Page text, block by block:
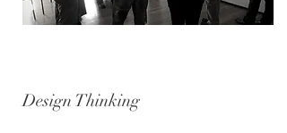
Design Thinking